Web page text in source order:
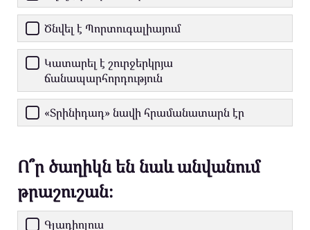
Ծնվել է Պորտուգալիայում
Կատարել է շուրջերկրյա
ճանապարհորդություն
«Տրինիդադ» նավի հրամանատարն էր
Ո՞ր ծաղիկն են նաև անվանում
թրաշուշան։
Գլադիոլուս